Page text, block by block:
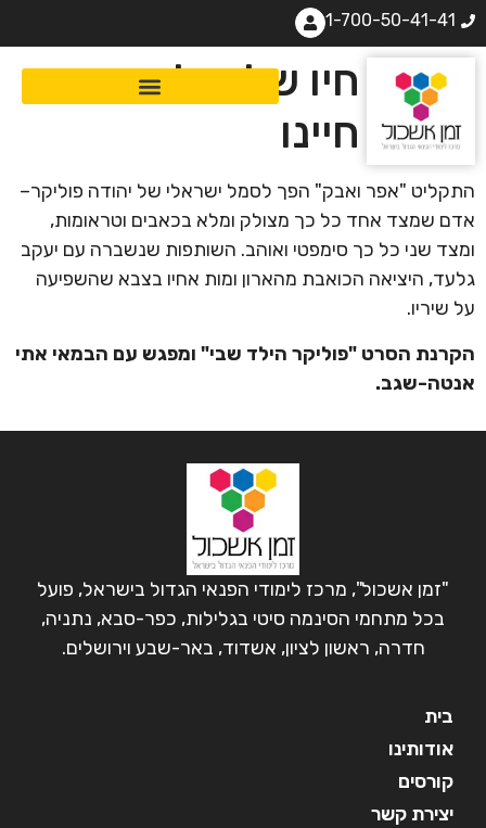
1-700-50-41-41
שירת חיו של פוליקר היא
שירת חיינו
התקליט "אפר ואבק" הפך לסמל ישראלי של יהודה פוליקר–
אדם שמצד אחד כל כך מצולק ומלא בכאבים וטראומות,
ומצד שני כל כך סימפטי ואוהב. השותפות שנשברה עם יעקב
גלעד, היציאה הכואבת מהארון ומות אחיו בצבא שהשפיעה
על שיריו.
הקרנת הסרט "פוליקר הילד שבי" ומפגש עם הבמאי אתי
אנטה-שגב.
"זמן אשכול", מרכז לימודי הפנאי הגדול בישראל, פועל
בכל מתחמי הסינמה סיטי בגלילות, כפר-סבא, נתניה,
חדרה, ראשון לציון, אשדוד, באר-שבע וירושלים.
בית
אודותינו
קורסים
יצירת קשר